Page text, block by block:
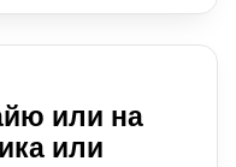
или на
или